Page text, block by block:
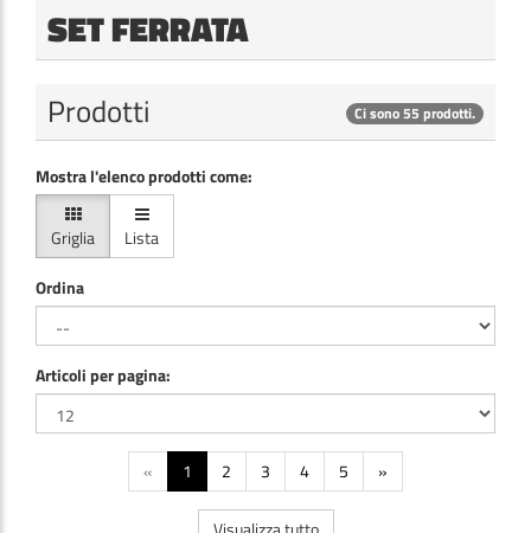
SET FERRATA
Prodotti Ci sono 55 prodotti.
Mostra l'elenco prodotti come:
Griglia
Lista
Ordina
Articoli per pagina:
« 1 2 3 4 5 »